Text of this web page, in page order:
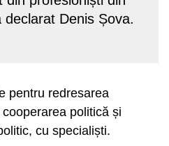
declarat Denis Șova.
pentru redresarea
politică și
cu specialiști.